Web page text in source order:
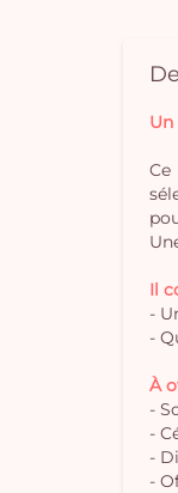
Il
-
-
À
-
-
-
-